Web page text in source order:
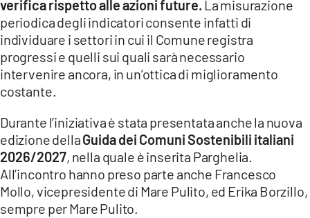
verifica rispetto alle azioni future. La misurazione
periodica degli indicatori consente infatti di
individuare i settori in cui il Comune registra
progressi e quelli sui quali sarà necessario
intervenire ancora, in un’ottica di miglioramento
costante.
Durante l’iniziativa è stata presentata anche la nuova
edizione dellaGuida dei Comuni Sostenibili italiani
2026/2027, nella quale è inserita Parghelia.
All’incontro hanno preso parte anche Francesco
Mollo, vicepresidente di Mare Pulito, ed Erika Borzillo,
sempre per Mare Pulito.